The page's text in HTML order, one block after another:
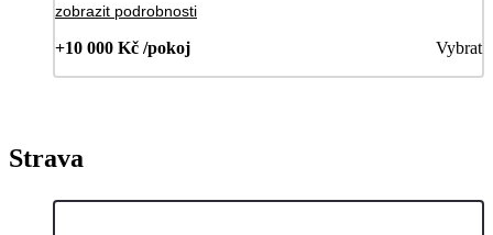
zobrazit podrobnosti
+10 000 Kč /pokoj Vybrat
Strava